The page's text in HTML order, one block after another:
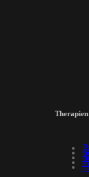
Therapien